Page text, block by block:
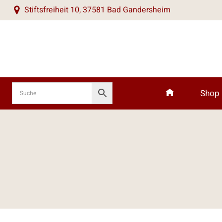
Zum
Inhalt
Stiftsfreiheit 10, 37581 Bad Gandersheim
Shop